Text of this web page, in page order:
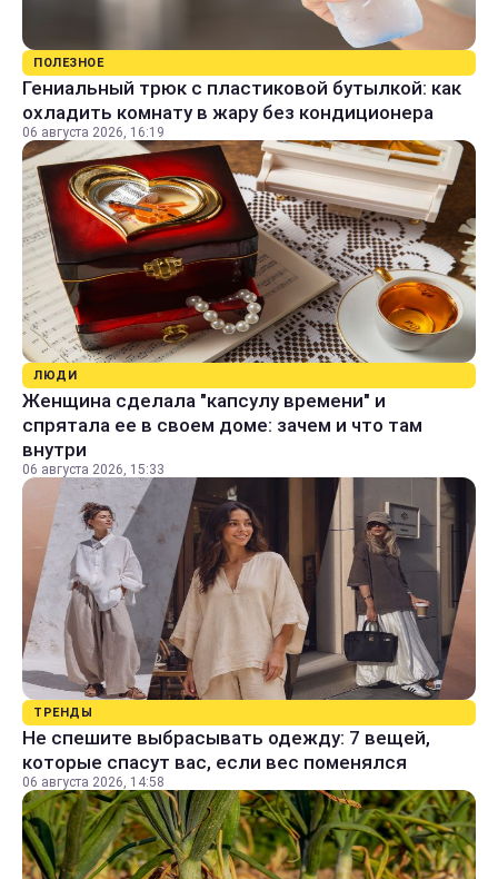
ПОЛЕЗНОЕ
Гениальный трюк с пластиковой бутылкой: как
охладить комнату в жару без кондиционера
06 августа 2026, 16:19
ЛЮДИ
Женщина сделала "капсулу времени" и
спрятала ее в своем доме: зачем и что там
внутри
06 августа 2026, 15:33
ТРЕНДЫ
Не спешите выбрасывать одежду: 7 вещей,
которые спасут вас, если вес поменялся
06 августа 2026, 14:58